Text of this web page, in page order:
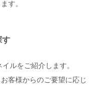
す。
す
ルをご紹介します。
客様からのご要望に応じ